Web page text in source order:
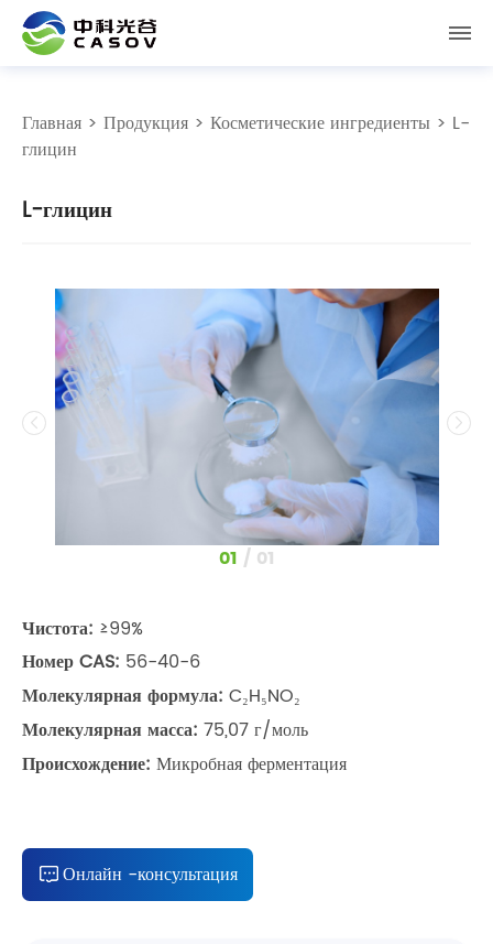
Главная > Продукция > Косметические ингредиенты > L-
глицин
L-глицин
1 / 1
Чистота: ≥99%
Номер CAS: 56-40-6
Молекулярная формула: C₂H₅NO₂
Молекулярная масса: 75,07 г/моль
Происхождение: Микробная ферментация
Онлайн -консультация